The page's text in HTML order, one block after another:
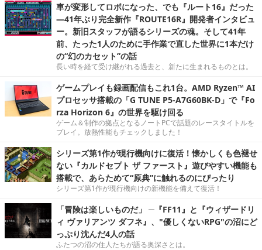
車が変形してロボになった、でも『ルート16』だった
―41年ぶり完全新作『ROUTE16R』開発者インタビュ
ー。新旧スタッフが語るシリーズの魂。そして41年
前、たった1人のために手作業で直した世界に1本だけ
の“幻のカセット”の話
長い時を経て受け継がれる過去と、新たに生まれるものとは。
ゲームプレイも録画配信もこれ1台。AMD Ryzen™ AI
プロセッサ搭載の「G TUNE P5-A7G60BK-D」で『Fo
rza Horizon 6』の世界を駆け回る
ゲーム＆制作の拠点となるノートPCで話題のレースタイトルを
プレイ。放熱性能もチェックしました！
シリーズ第1作が現行機向けに復活！懐かしくも色褪せ
ない『カルドセプト ザ ファースト』遊びやすい機能も
搭載で、あらためて“原典”に触れるのにぴったり
シリーズ第1作が現行機向けの新機能を備えて復活！
「冒険は楽しいものだ」 ─『FF11』と『ウィザードリ
ィ ヴァリアンツ ダフネ』、"優しくないRPG"の沼にど
っぷり沈んだ4人の話
ふたつの沼の住人たちが語る奥深さとは。